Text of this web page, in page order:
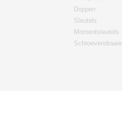
Doppen
Sleutels
Momentsleutels